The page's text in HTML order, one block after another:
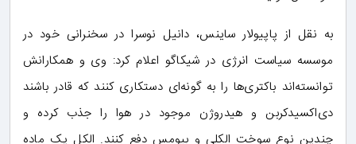
به نقل از پاپیولار ساینس، دانیل نوسرا در سخنرانی خود در
موسسه سیاست انرژی در شیکاگو اعلام کرد: وی و همکارانش
توانسته‌اند باکتری‌ها را به گونه‌ای دستکاری کنند که قادر باشند
دی‌‎اکسیدکربن و هیدروژن موجود در هوا را جذب کرده و
چندین نوع سوخت الکلی و بیومس دفع کنند. الکل یک ماده